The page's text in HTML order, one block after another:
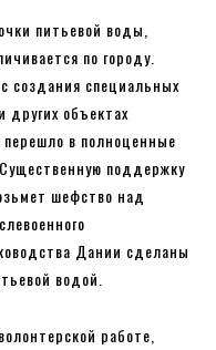
питьевой воды,
по городу.
создания специальных
других объектах
в полноценные
поддержку
шефство над
Дании сделаны
водой.
работе,